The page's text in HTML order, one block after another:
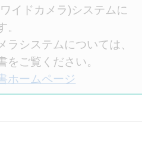
イドカメラ)システムに
ラシステムについては、
をご覧ください。
ホームページ